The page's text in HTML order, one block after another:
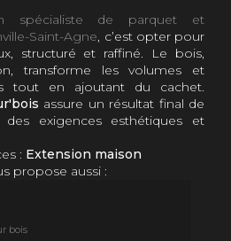
spécialiste de parquet et
Saint-Agne, c’est opter pour
structuré et raffiné. Le bois,
transforme les volumes et
tout en ajoutant du cachet.
assure un résultat final de
exigences esthétiques et
: Extension maison
propose aussi :
bois